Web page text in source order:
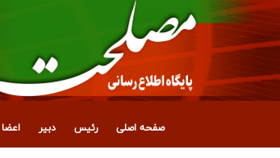
صفحه اصلی رئیس دبیر اعضا